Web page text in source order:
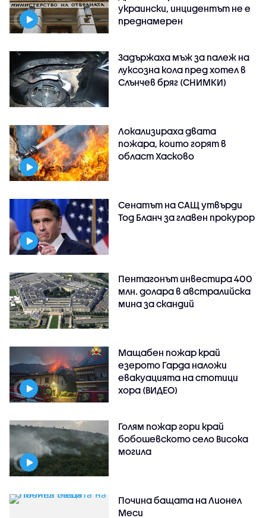
украински, инцидентът не е
преднамерен
Задържаха мъж за палеж на
луксозна кола пред хотел в
Слънчев бряг (СНИМКИ)
Локализираха двата
пожара, които горят в
област Хасково
Сенатът на САЩ утвърди
Тод Бланч за главен прокурор
Пентагонът инвестира 400
млн. долара в австралийска
мина за скандий
Мащабен пожар край
езерото Гарда наложи
евакуацията на стотици
хора (ВИДЕО)
Голям пожар гори край
бобошевското село Висока
могила
Почина бащата на Лионел
Меси